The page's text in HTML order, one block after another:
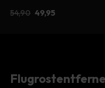
54,90 49,95